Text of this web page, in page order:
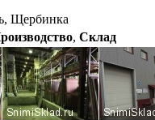
Щербинка
, Склад